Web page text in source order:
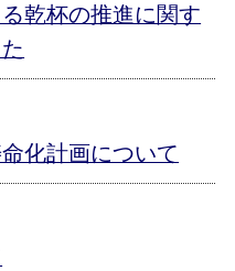
乾杯の推進に関す
化計画について